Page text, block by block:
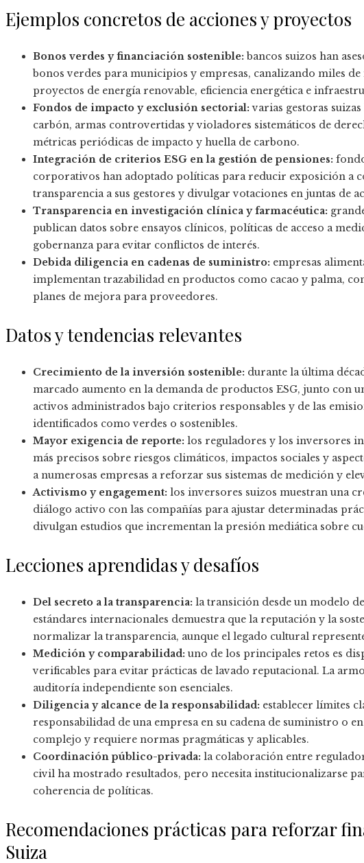
Ejemplos concretos de acciones y proyectos
Bonos verdes y financiación sostenible: bancos suizos han
bonos verdes para municipios y empresas, canalizando miles
proyectos de energía renovable, eficiencia energética e
Fondos de impacto y exclusión sectorial: varias gestoras
carbón, armas controvertidas y violadores sistemáticos de
métricas periódicas de impacto y huella de carbono.
Integración de criterios ESG en la gestión de pensiones:
corporativos han adoptado políticas para reducir exposición a
transparencia a sus gestores y divulgar votaciones en juntas de
Transparencia en investigación clínica y farmacéutica:
publican datos sobre ensayos clínicos, políticas de acceso a
gobernanza para evitar conflictos de interés.
Debida diligencia en cadenas de suministro: empresas
implementan trazabilidad en productos como cacao y palma,
planes de mejora para proveedores.
Datos y tendencias relevantes
Crecimiento de la inversión sostenible: durante la última
marcado aumento en la demanda de productos ESG, junto con
activos administrados bajo criterios responsables y de las
identificados como verdes o sostenibles.
Mayor exigencia de reporte: los reguladores y los inversores
más precisos sobre riesgos climáticos, impactos sociales y
a numerosas empresas a reforzar sus sistemas de medición y
Activismo y engagement: los inversores suizos muestran una
diálogo activo con las compañías para ajustar determinadas
divulgan estudios que incrementan la presión mediática sobre
Lecciones aprendidas y desafíos
Del secreto a la transparencia: la transición desde un modelo
estándares internacionales demuestra que la reputación y la
normalizar la transparencia, aunque el legado cultural
Medición y comparabilidad: uno de los principales retos es
verificables para evitar prácticas de lavado reputacional. La
auditoría independiente son esenciales.
Diligencia y alcance de la responsabilidad: establecer límites
responsabilidad de una empresa en su cadena de suministro o
complejo y requiere normas pragmáticas y aplicables.
Coordinación público-privada: la colaboración entre
civil ha mostrado resultados, pero necesita institucionalizarse
coherencia de políticas.
Recomendaciones prácticas para reforzar
Suiza